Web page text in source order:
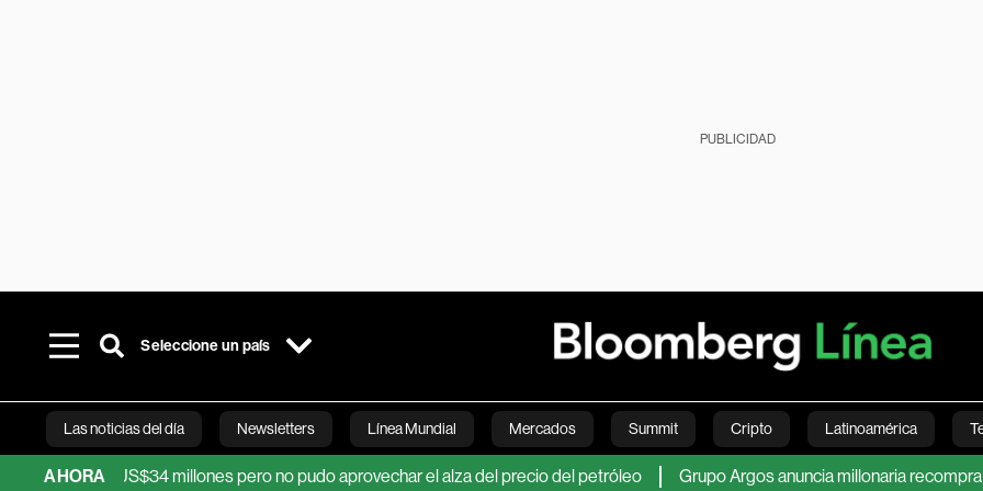
PUBLICIDAD
Seleccione un país
Las noticias del día Newsletters Línea Mundial Mercados Summit Cripto Latinoamérica
Bloomberg Green Economía Estilo de vida Mundo Videos
AHORA
ganó US$34 millones pero no pudo aprovechar el alza del precio del petróleo Grupo Argos anuncia millonaria recompra de